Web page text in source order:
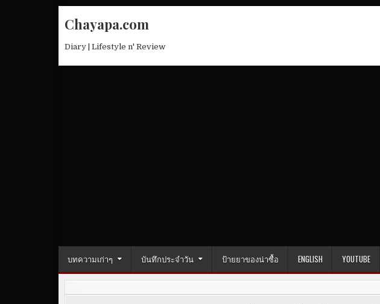
Chayapa.com
Diary | Lifestyle n' Review
บทความเก่าๆ บันทึกประจำวัน ป้ายยาของน่าซื้อ ENGLISH YOUTUBE